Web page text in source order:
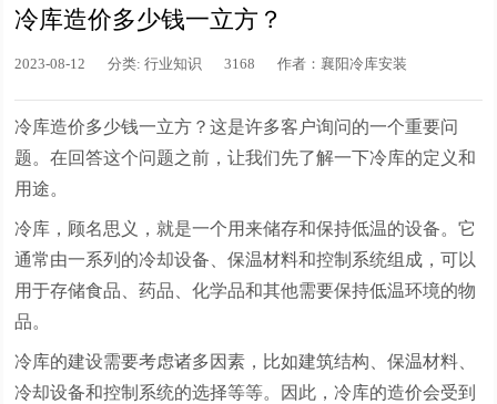
​冷库造价多少钱一立方？
2023-08-12 分类: 行业知识 3168 作者： 襄阳冷库安装
冷库造价多少钱一立方？这是许多客户询问的一个重要问
题。在回答这个问题之前，让我们先了解一下冷库的定义和
用途。
冷库，顾名思义，就是一个用来储存和保持低温的设备。它
通常由一系列的冷却设备、保温材料和控制系统组成，可以
用于存储食品、药品、化学品和其他需要保持低温环境的物
品。
冷库的建设需要考虑诸多因素，比如建筑结构、保温材料、
冷却设备和控制系统的选择等等。因此，冷库的造价会受到